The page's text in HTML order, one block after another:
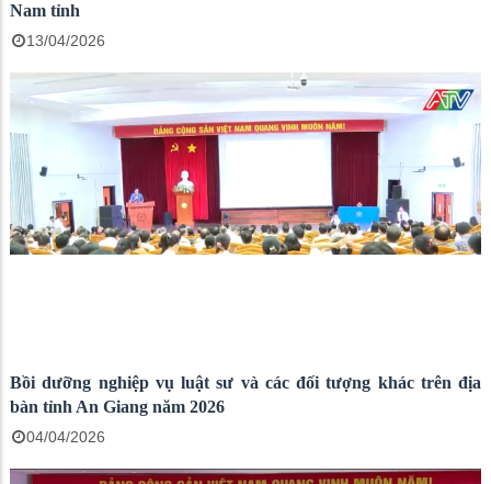
Nam tỉnh
13/04/2026
Bồi dưỡng nghiệp vụ luật sư và các đối tượng khác trên địa
bàn tỉnh An Giang năm 2026
04/04/2026